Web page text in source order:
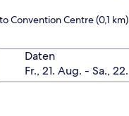
Convention Centre (0,1 km)
Daten